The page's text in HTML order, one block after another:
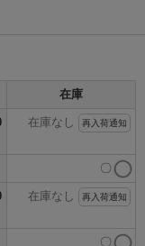
在庫
在庫なし 再入荷通知
〇
在庫なし 再入荷通知
〇